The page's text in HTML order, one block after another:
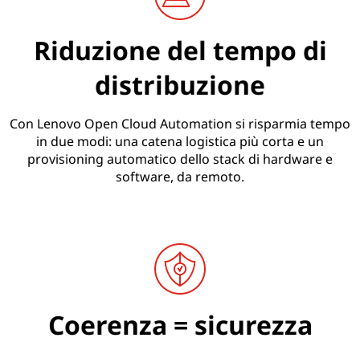
Riduzione del tempo di
distribuzione
Con Lenovo Open Cloud Automation si risparmia tempo
in due modi: una catena logistica più corta e un
provisioning automatico dello stack di hardware e
software, da remoto.
Coerenza = sicurezza